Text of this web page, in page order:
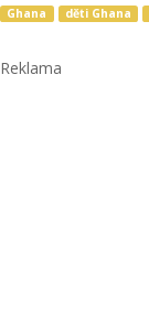
Ghana děti Ghana
Reklama